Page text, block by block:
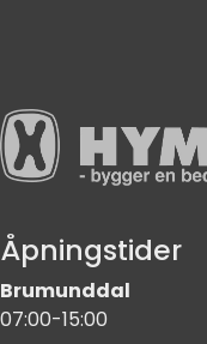
Åpningstider
Brumunddal
07:00-15:00